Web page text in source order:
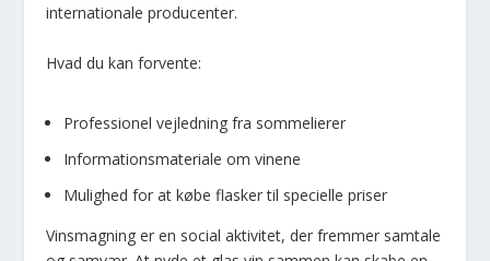
internationale producenter.
Hvad du kan forvente:
Professionel vejledning fra sommelierer
Informationsmateriale om vinene
Mulighed for at købe flasker til specielle priser
Vinsmagning er en social aktivitet, der fremmer samtale